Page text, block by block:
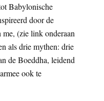
Babylonische
door de
me, (zie link onderaan
als drie mythen: drie
de Boeddha, leidend
ook te